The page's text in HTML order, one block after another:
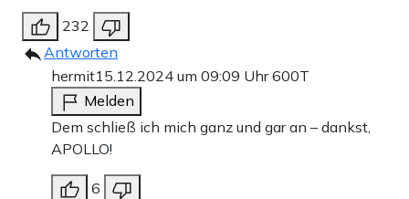
232
Antworten
hermit15.12.2024 um 09:09 Uhr600T
Melden
Dem schließ ich mich ganz und gar an – dankst,
APOLLO!
6